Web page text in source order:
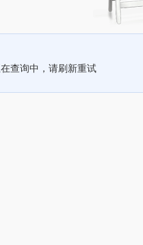
查询中，请刷新重试